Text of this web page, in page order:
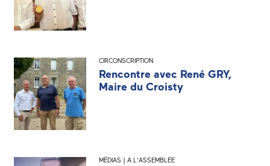
CIRCONSCRIPTION
Rencontre avec René GRY,
Maire du Croisty
MÉDIAS | A L'ASSEMBLÉE